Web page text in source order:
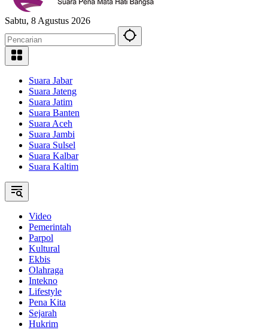
Sabtu, 8 Agustus 2026
Suara Jabar
Suara Jateng
Suara Jatim
Suara Banten
Suara Aceh
Suara Jambi
Suara Sulsel
Suara Kalbar
Suara Kaltim
Video
Pemerintah
Parpol
Kultural
Ekbis
Olahraga
Intekno
Lifestyle
Pena Kita
Sejarah
Hukrim